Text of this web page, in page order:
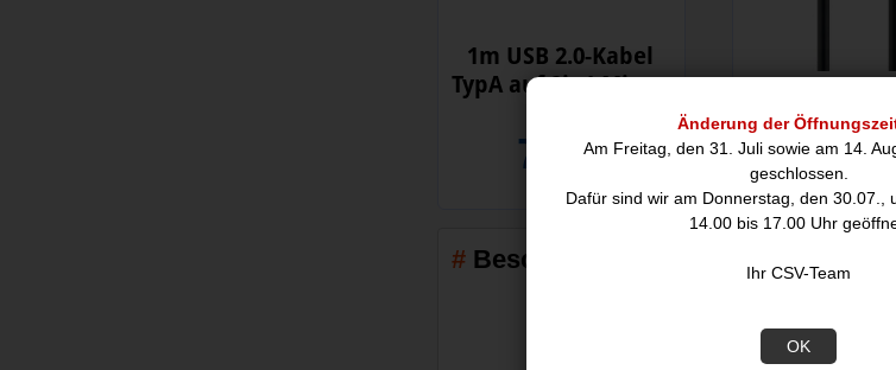
Änderung der
Am Freitag, den 31. Juli sowie am 14.
geschlossen.
Dafür sind wir am Donnerstag, den 30.07.,
14.00 bis 17.00 Uhr
Ihr CSV-Team
OK
1m USB 2.0-Kabel
TypA auf 2in1 Micro-
7,90
TypA auf
Beschreibung